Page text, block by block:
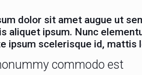
dolor sit amet augue ut
aliquet ipsum. Nunc
ipsum scelerisque id, mattis
commodo est